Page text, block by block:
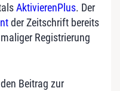
AktivierenPlus. Der
der Zeitschrift bereits
Registrierung
Beitrag zur